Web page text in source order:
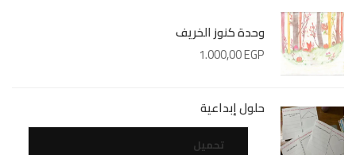
وحدة كنوز الخريف
1.000,00EGP
حلول إبداعية
تحميل